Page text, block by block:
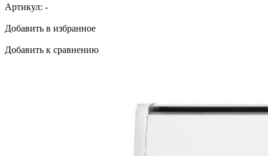
Артикул: -
Добавить в избранное
Добавить к сравнению